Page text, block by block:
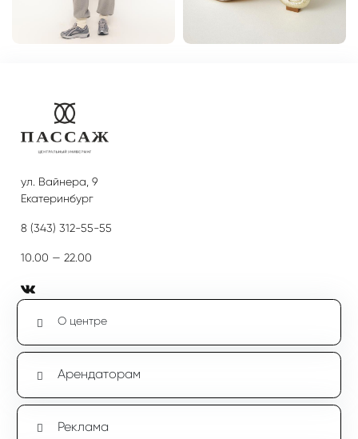
ул. Вайнера, 9
Екатеринбург
8 (343) 312-55-55
10.00 — 22.00
О центре
Арендаторам
Реклама